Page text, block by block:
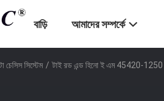
বাড়ি আমাদের সম্পর্কে
চেসিস সিস্টেম / টাই রড এন্ড হিনো ই এম 45420-1250